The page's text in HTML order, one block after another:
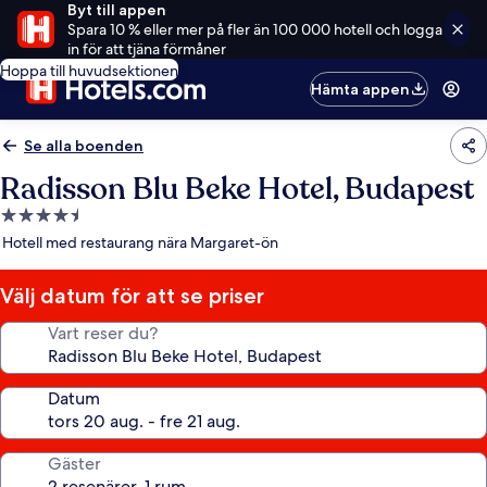
Byt till appen
Spara 10 % eller mer på fler än 100 000 hotell och logga
in för att tjäna förmåner
Hoppa till huvudsektionen
Hämta appen
Se alla boenden
Radisson Blu Beke Hotel, Budapest
4.5-
stjärnigt
Hotell med restaurang nära Margaret-ön
Välj datum för att se priser
Vart reser du?
Datum
Gäster